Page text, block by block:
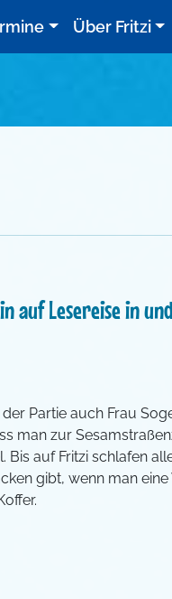
Über Fritzi
auf Lesereise in
Partie auch Frau
man zur
auf Fritzi schlafen
gibt, wenn man